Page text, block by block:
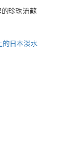
珍珠流蘇